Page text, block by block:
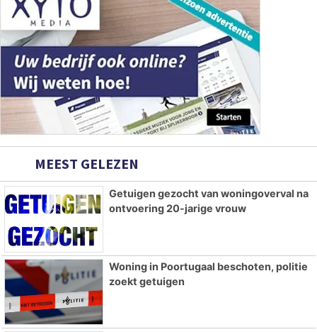
MEEST GELEZEN
Getuigen gezocht van woningoverval na
ontvoering 20-jarige vrouw
Woning in Poortugaal beschoten, politie
zoekt getuigen